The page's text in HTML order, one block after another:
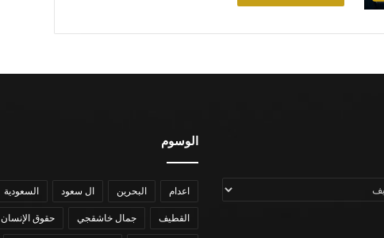
الوسوم
اعدام البحرين ال سعود السعودية
القطيف جمال خاشقجي حقوق الإنسان